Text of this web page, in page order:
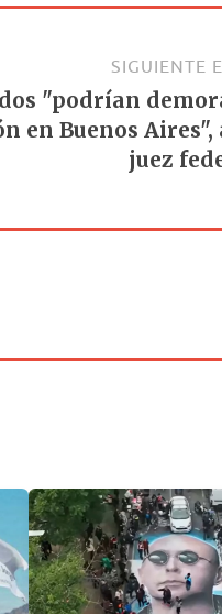
SIGUIENTE
"podrían
en Buenos
juez